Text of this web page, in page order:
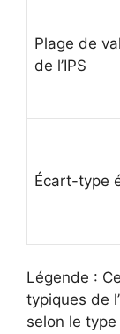
Plage de
de l’IPS
Écart-type
Légende :
typiques de
selon le type